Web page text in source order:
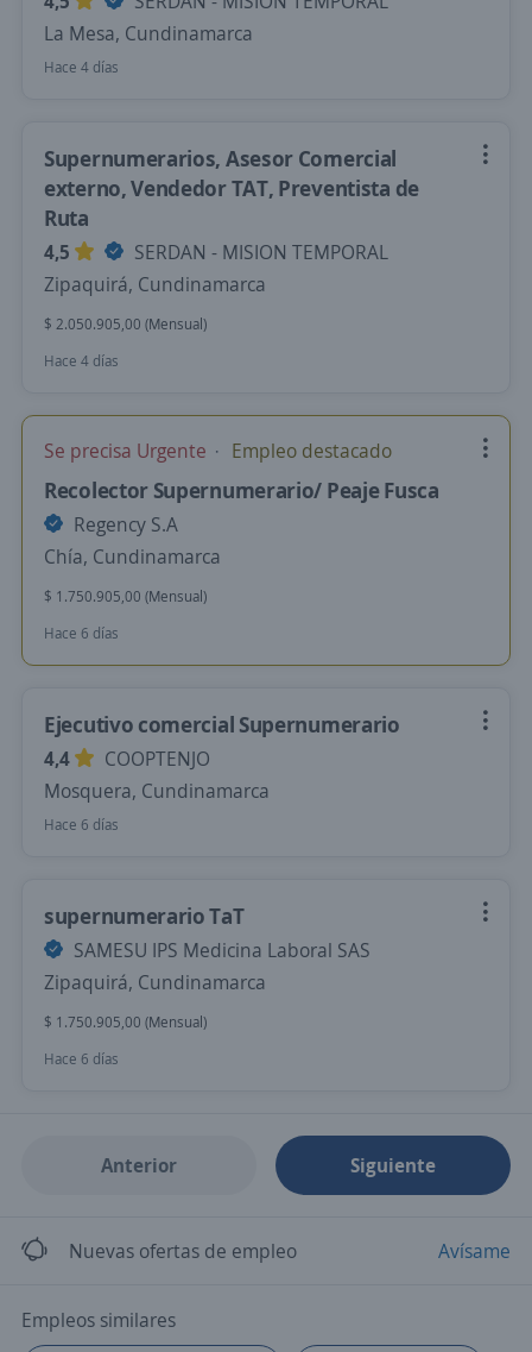
La Mesa, Cundinamarca
Hace 4 días
Supernumerarios, Asesor Comercial
externo, Vendedor TAT, Preventista de
Ruta
4,5
SERDAN - MISION TEMPORAL
Zipaquirá, Cundinamarca
$ 2.050.905,00 (Mensual)
Hace 4 días
Se precisa Urgente Empleo destacado
Recolector Supernumerario/ Peaje Fusca
Regency S.A
Chía, Cundinamarca
$ 1.750.905,00 (Mensual)
Hace 6 días
Ejecutivo comercial Supernumerario
4,4
COOPTENJO
Mosquera, Cundinamarca
Hace 6 días
supernumerario TaT
SAMESU IPS Medicina Laboral SAS
Zipaquirá, Cundinamarca
$ 1.750.905,00 (Mensual)
Hace 6 días
Anterior Siguiente
Nuevas ofertas de empleo Avísame
Empleos similares